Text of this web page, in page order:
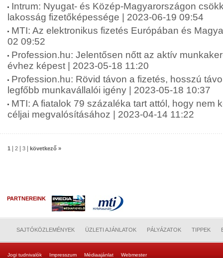
Intrum: Nyugat- és Közép-Magyarországon
lakosság fizetőképessége | 2023-06-19 09:54
MTI: Az elektronikus fizetés Európában és
02 09:52
Profession.hu: Jelentősen nőtt az aktív
évhez képest | 2023-05-18 11:20
Profession.hu: Rövid távon a fizetés, hosszú
legfőbb munkavállalói igény | 2023-05-18 10:37
MTI: A fiatalok 79 százaléka tart attól, hogy nem
céljai megvalósításához | 2023-04-14 11:22
1 2 3 következő »
PARTNEREINK
SAJTÓKÖZLEMÉNYEK ÜZLETI AJÁNLATOK PÁLYÁZATOK TIPPEK
Jogi tudnivalók Impresszum Médiaajánlat Webmester